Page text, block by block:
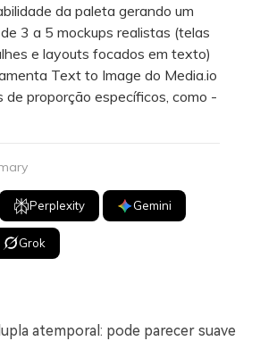
da paleta gerando um
3 a 5 mockups realistas (telas
e layouts focados em texto)
Text to Image do Media.io
de proporção específicos, como -
Perplexity Gemini
Grok
atemporal: pode parecer suave